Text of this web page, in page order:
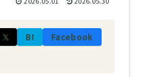
𝕏 B!
Facebook